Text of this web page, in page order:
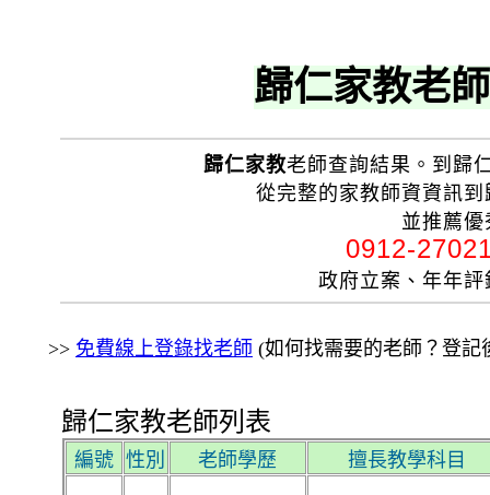
歸仁家教老
歸仁家教老師查詢結果。到歸
從完整的家教師資資訊
並推薦
0912-
政府立案、年年
>> 免費線上登錄找老師 (如何找需要的老師？登記
歸仁家教老師列表
編號 性別 老師學歷 擅長教學科目